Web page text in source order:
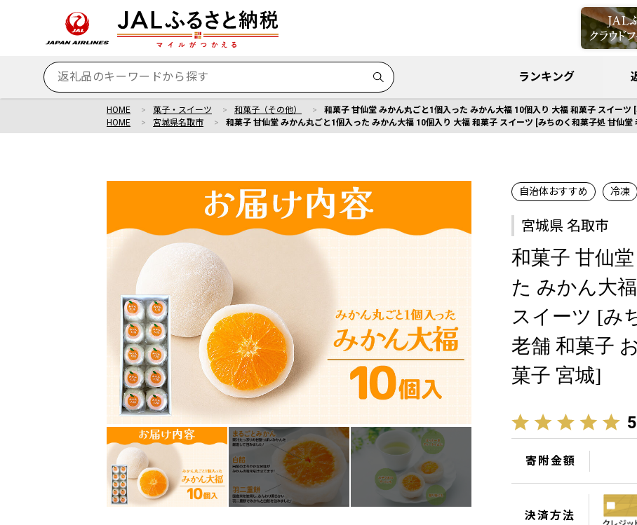
ランキング
HOME 菓子・スイーツ 和菓子（その他）
和菓子 甘仙堂 みかん丸ごと1個入った みかん大福 10個入り 大福 和菓子 スイー
HOME
宮城県名取市 和菓子 甘仙堂 みかん丸ごと1個入った みかん大福 10個入り 大福 和菓子 スイーツ [みちのく和菓子処 甘仙堂
自治体おすすめ 冷凍
宮城県 名取市
和菓子 甘仙
た みかん大
スイーツ [み
老舗 和菓子
菓子 宮城]
寄附金額
決済方法